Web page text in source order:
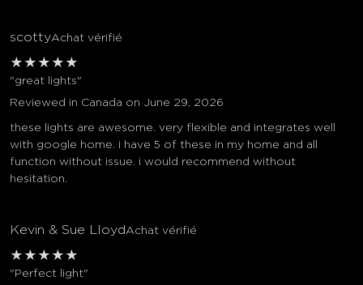
scottyAchat vérifié
★ ★ ★ ★ ★
"great lights"
Reviewed in Canada on June 29, 2026
these lights are awesome. very flexible and integrates well
with google home. i have 5 of these in my home and all
function without issue. i would recommend without
hesitation.
Kevin & Sue LloydAchat vérifié
★ ★ ★ ★ ★
"Perfect light"